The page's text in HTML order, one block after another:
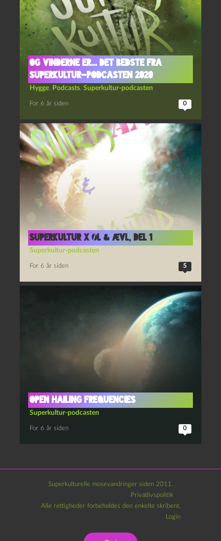
Og vinderne er… Det bedste fra
Superkultur-podcasten 2020
Hygge, Podcasts, Superkultur-podcasten
For 6 år siden 0
Superkultur x Øl & Ævl, del 1
Superkultur-podcasten
For 6 år siden 5
Open hailing frequencies
Superkultur-podcasten
For 6 år siden 0
Superkulturelle mosevandringer siden 2011.
Privatlivspolitik
Alle rettigheder forbeholdes den enkelte skribent.
Login